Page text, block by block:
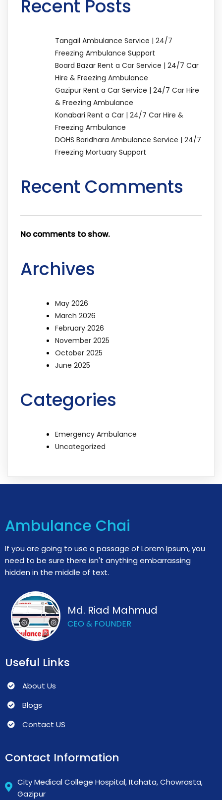
Recent Posts
Tangail Ambulance Service | 24/7
Freezing Ambulance Support
Board Bazar Rent a Car Service | 24/7 Car
Hire & Freezing Ambulance
Gazipur Rent a Car Service | 24/7 Car Hire
& Freezing Ambulance
Konabari Rent a Car | 24/7 Car Hire &
Freezing Ambulance
DOHS Baridhara Ambulance Service | 24/7
Freezing Mortuary Support
Recent Comments
No comments to show.
Archives
May 2026
March 2026
February 2026
November 2025
October 2025
June 2025
Categories
Emergency Ambulance
Uncategorized
Ambulance Chai
If you are going to use a passage of Lorem Ipsum, you
need to be sure there isn't anything embarrassing
hidden in the middle of text.
Md. Riad Mahmud
CEO & FOUNDER
Useful Links
About Us
Blogs
Contact US
Contact Information
City Medical College Hospital, Itahata, Chowrasta,
Gazipur